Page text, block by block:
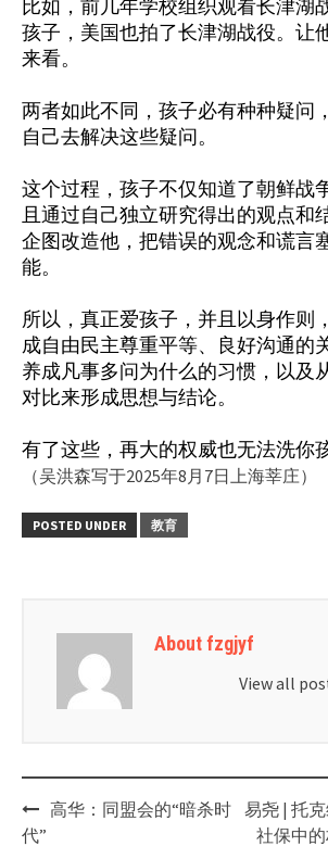
比如，前几年学校组织观看长津湖
孩子，美国也拍了长津湖战役。让
来看。
两者如此不同，孩子必有种种疑问
自己去解决这些疑问。
这个过程，孩子不仅知道了朝鲜战
且通过自己独立研究得出的观点和
企图改造他，把错误的观念和谎言
能。
所以，真正爱孩子，并且以身作则
成自由民主尊重平等、良好沟通的
养成凡事多问为什么的习惯，以及
对比来形成思想与结论。
有了这些，再大的权威也无法洗你
（吴洪森写于2025年8月7日上海莘庄）
POSTED UNDER 教育
About fzgjyf
View all
Post
navigation
高华：同盟会的“暗杀时
代”
易尧 | 托
社保中